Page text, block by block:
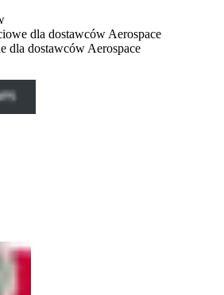
dla dostawców Aerospace
dla dostawców Aerospace